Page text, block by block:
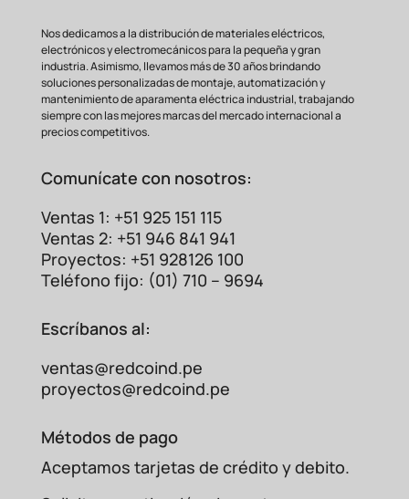
Nos dedicamos a la distribución de materiales eléctricos,
electrónicos y electromecánicos para la pequeña y gran
industria. Asimismo, llevamos más de 30 años brindando
soluciones personalizadas de montaje, automatización y
mantenimiento de aparamenta eléctrica industrial, trabajando
siempre con las mejores marcas del mercado internacional a
precios competitivos.
Comunícate con nosotros:
Ventas 1: +51 925 151 115
Ventas 2: +51 946 841 941
Proyectos: +51 928126 100
Teléfono fijo: (01) 710 – 9694
Escríbanos al:
ventas@redcoind.pe
proyectos@redcoind.pe
Métodos de pago
Aceptamos tarjetas de crédito y debito.